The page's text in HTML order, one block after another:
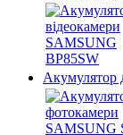
Акумулятор